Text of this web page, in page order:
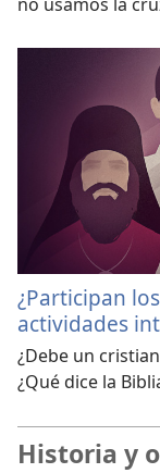
¿Participan
actividades
¿Debe un
¿Qué dice la
Historia y